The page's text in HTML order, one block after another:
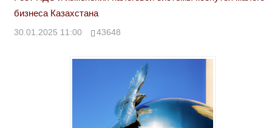
бизнеса Казахстана
30.01.2025 11:00 43648